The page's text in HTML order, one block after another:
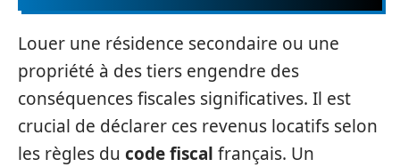
Louer une résidence secondaire ou une
propriété à des tiers engendre des
conséquences fiscales significatives. Il est
crucial de déclarer ces revenus locatifs selon
les règles du code fiscal français. Un